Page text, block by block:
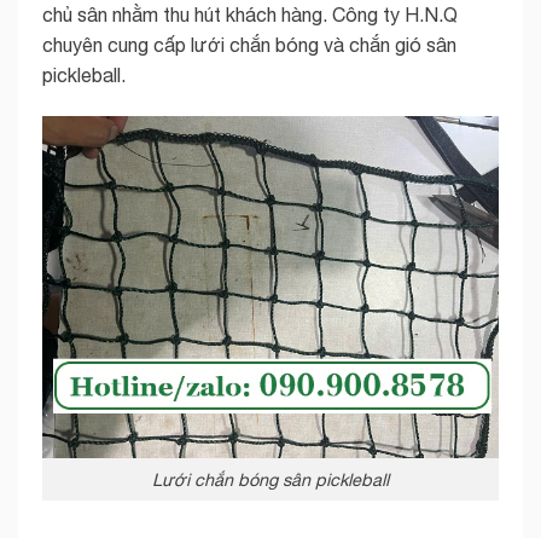
chủ sân nhằm thu hút khách hàng. Công ty H.N.Q
chuyên cung cấp lưới chắn bóng và chắn gió sân
pickleball.
Lưới chắn bóng sân pickleball